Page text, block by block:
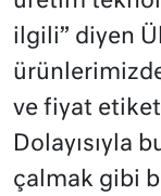
ilgili” diyen
ve fiyat
Dolayısıyla
çalmak gibi